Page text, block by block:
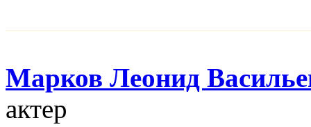
Марков Леонид
актер